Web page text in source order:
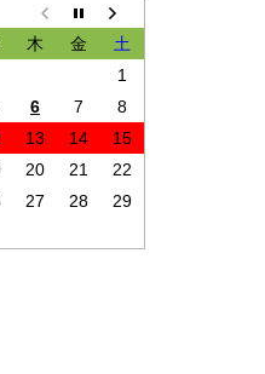
木 金
土
1
6 7
8
13 14
15
20 21
22
27 28
29